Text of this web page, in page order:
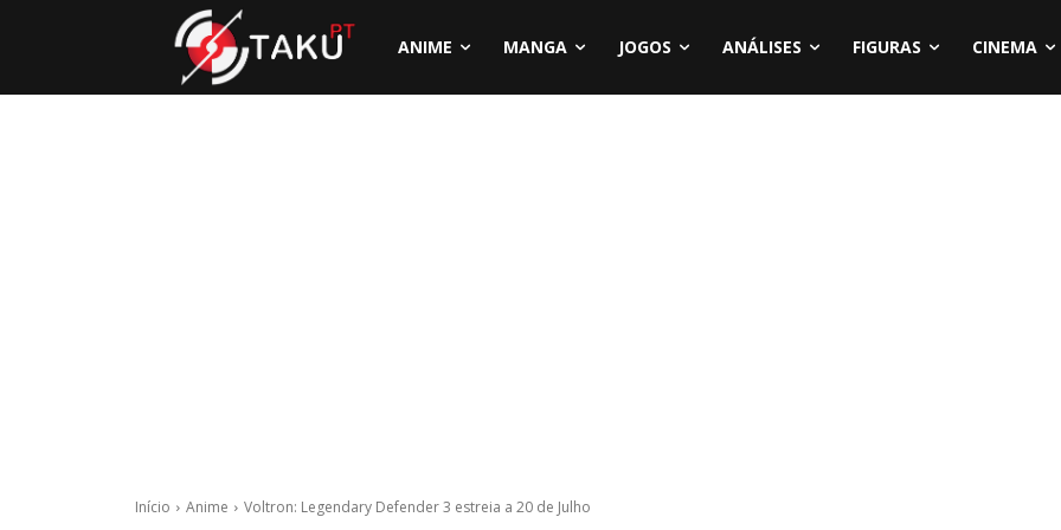
ANIME MANGA JOGOS ANÁLISES FIGURAS CINEMA
Início Anime Voltron: Legendary Defender 3 estreia a 20 de Julho